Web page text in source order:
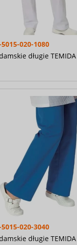
020-1080
długie
020-3040
długie